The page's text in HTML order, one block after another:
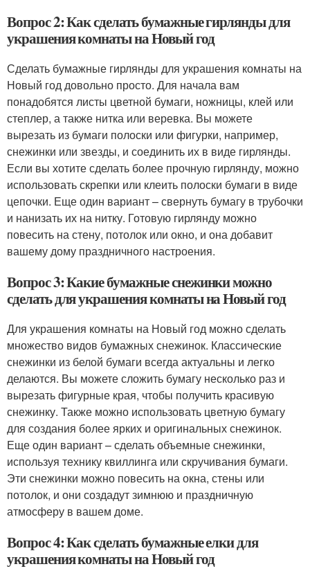
Вопрос 2: Как сделать бумажные гирлянды для
украшения комнаты на Новый год
Сделать бумажные гирлянды для украшения комнаты на
Новый год довольно просто. Для начала вам
понадобятся листы цветной бумаги, ножницы, клей или
степлер, а также нитка или веревка. Вы можете
вырезать из бумаги полоски или фигурки, например,
снежинки или звезды, и соединить их в виде гирлянды.
Если вы хотите сделать более прочную гирлянду, можно
использовать скрепки или клеить полоски бумаги в виде
цепочки. Еще один вариант – свернуть бумагу в трубочки
и нанизать их на нитку. Готовую гирлянду можно
повесить на стену, потолок или окно, и она добавит
вашему дому праздничного настроения.
Вопрос 3: Какие бумажные снежинки можно
сделать для украшения комнаты на Новый год
Для украшения комнаты на Новый год можно сделать
множество видов бумажных снежинок. Классические
снежинки из белой бумаги всегда актуальны и легко
делаются. Вы можете сложить бумагу несколько раз и
вырезать фигурные края, чтобы получить красивую
снежинку. Также можно использовать цветную бумагу
для создания более ярких и оригинальных снежинок.
Еще один вариант – сделать объемные снежинки,
используя технику квиллинга или скручивания бумаги.
Эти снежинки можно повесить на окна, стены или
потолок, и они создадут зимнюю и праздничную
атмосферу в вашем доме.
Вопрос 4: Как сделать бумажные елки для
украшения комнаты на Новый год